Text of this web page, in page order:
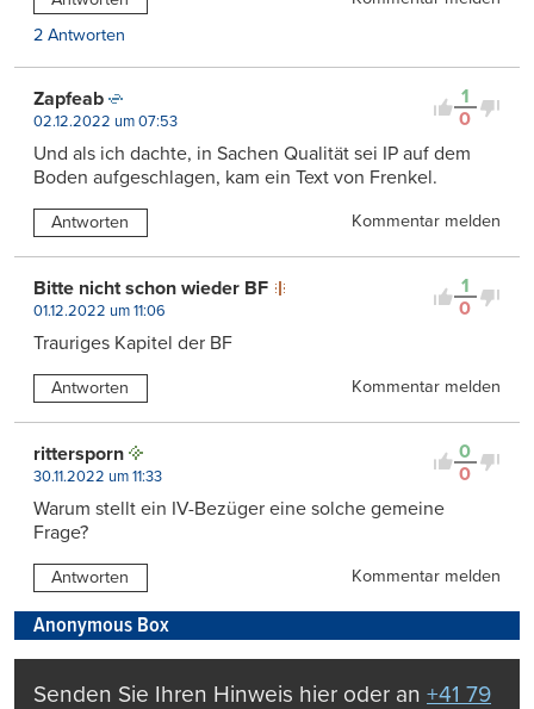
2 Antworten
1
0
Zapfeab
02.12.2022 um 07:53
Und als ich dachte, in Sachen Qualität sei IP auf dem
Boden aufgeschlagen, kam ein Text von Frenkel.
Antworten Kommentar melden
1
0
Bitte nicht schon wieder BF
01.12.2022 um 11:06
Trauriges Kapitel der BF
Antworten Kommentar melden
0
0
rittersporn
30.11.2022 um 11:33
Warum stellt ein IV-Bezüger eine solche gemeine
Frage?
Antworten Kommentar melden
Anonymous Box
Senden Sie Ihren Hinweis hier oder an +41 79